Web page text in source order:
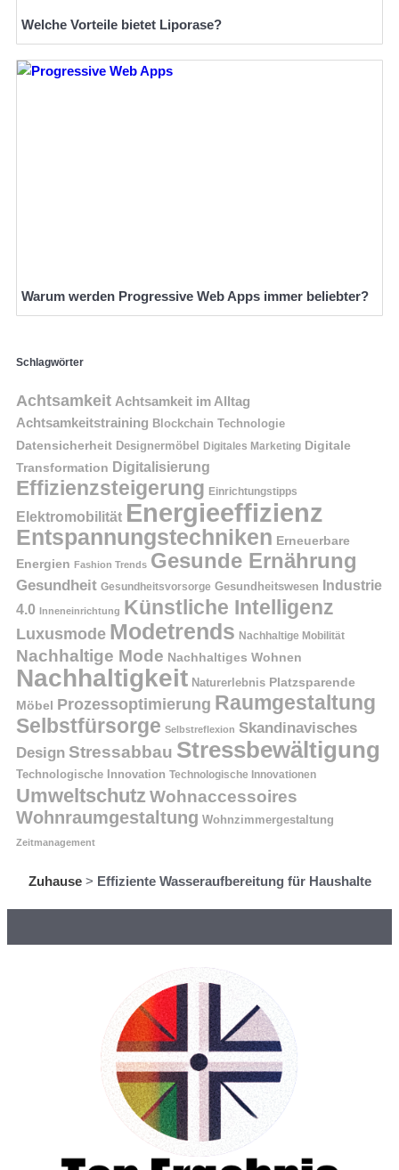
Welche Vorteile bietet Liporase?
Warum werden Progressive Web Apps immer beliebter?
Schlagwörter
Achtsamkeit Achtsamkeit im Alltag
Achtsamkeitstraining Blockchain Technologie
Datensicherheit Designermöbel Digitales Marketing Digitale
Transformation Digitalisierung
Effizienzsteigerung Einrichtungstipps
Elektromobilität Energieeffizienz
Entspannungstechniken Erneuerbare
Energien Fashion Trends Gesunde Ernährung
Gesundheit Gesundheitsvorsorge Gesundheitswesen
Industrie
4.0
Inneneinrichtung Künstliche Intelligenz
Luxusmode Modetrends Nachhaltige Mobilität
Nachhaltige Mode Nachhaltiges Wohnen
Nachhaltigkeit Naturerlebnis Platzsparende
Möbel
Prozessoptimierung Raumgestaltung
Selbstfürsorge Selbstreflexion Skandinavisches
Design Stressabbau Stressbewältigung
Technologische Innovation Technologische Innovationen
Umweltschutz Wohnaccessoires
Wohnraumgestaltung Wohnzimmergestaltung
Zeitmanagement
Zuhause> Effiziente Wasseraufbereitung für Haushalte